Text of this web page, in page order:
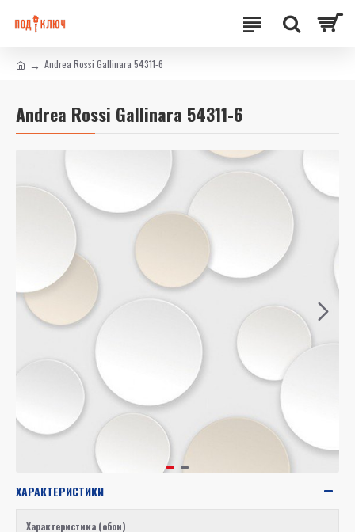
Andrea Rossi Gallinara 54311-6
Andrea Rossi Gallinara 54311-6
ХАРАКТЕРИСТИКИ
Характеристика (обои)